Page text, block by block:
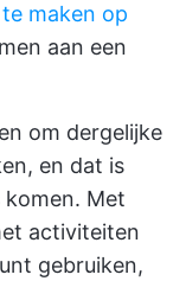
maken op
aan een
om dergelijke
en dat is
komen. Met
activiteiten
gebruiken,